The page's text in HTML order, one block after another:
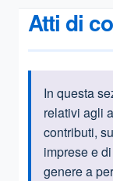
Atti di
In questa
relativi agli
contributi,
imprese e
genere a